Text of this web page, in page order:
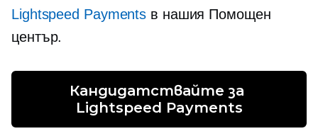
Lightspeed Payments в нашия Помощен
център.
Кандидатствайте за
Lightspeed Payments